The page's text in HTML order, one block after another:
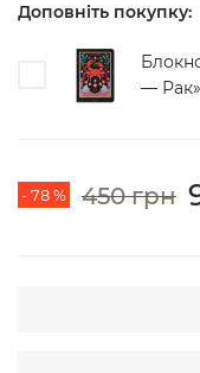
Доповніть покупку:
— Рак»
- 78 % 450 грн